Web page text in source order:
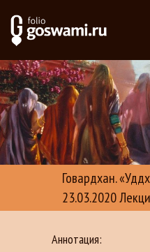
Говардхан.
23.03.2020
Аннотация: